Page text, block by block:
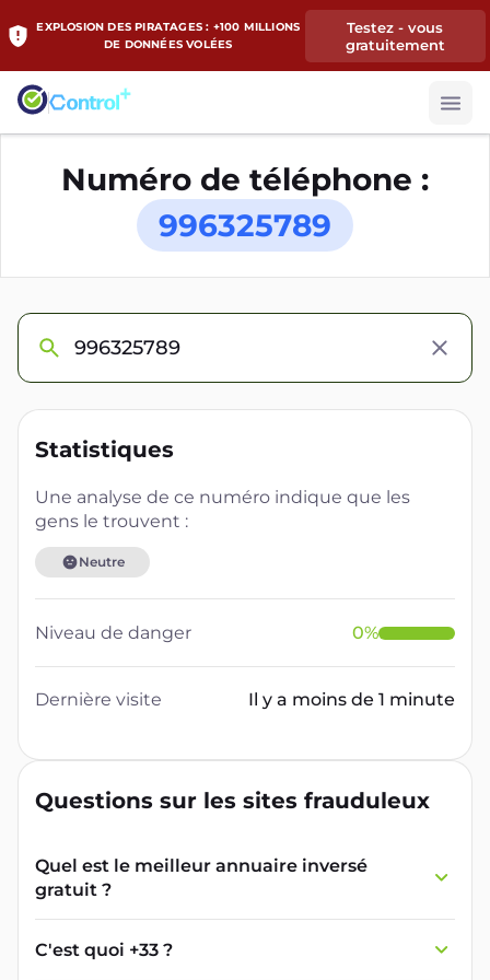
EXPLOSION DES PIRATAGES : +100 MILLIONS
DE DONNÉES VOLÉES
Testez - vous
gratuitement
Numéro de téléphone :
996325789
Statistiques
Une analyse de ce numéro indique que les
gens le trouvent :
Neutre
Niveau de danger 0%
Dernière visite Il y a moins de 1 minute
Questions sur les sites frauduleux
Quel est le meilleur annuaire inversé
gratuit ?
France Verif inclut une fonctionnalité de
recherche de numéro inversée qui est efficace
et gratuite pour identifier les appelants
C'est quoi +33 ?
L'indicatif +33 est le code téléphonique